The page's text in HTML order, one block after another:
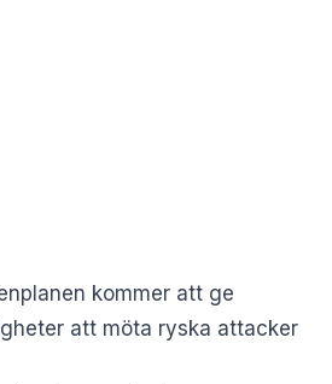
kommer att ge
att möta ryska attacker